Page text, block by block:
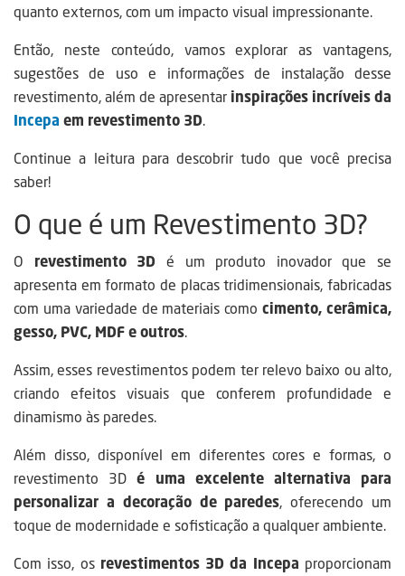
quanto externos, com um impacto visual impressionante.
Então, neste conteúdo, vamos explorar as vantagens,
sugestões de uso e informações de instalação desse
revestimento, além de apresentar inspirações incríveis da
Incepa em revestimento 3D.
Continue a leitura para descobrir tudo que você precisa
saber!
O que é um Revestimento 3D?
O revestimento 3D é um produto inovador que se
apresenta em formato de placas tridimensionais, fabricadas
com uma variedade de materiais comocimento, cerâmica,
gesso, PVC, MDF e outros.
Assim, esses revestimentos podem ter relevo baixo ou alto,
criando efeitos visuais que conferem profundidade e
dinamismo às paredes.
Além disso, disponível em diferentes cores e formas, o
revestimento 3Dé uma excelente alternativa para
personalizar a decoração de paredes, oferecendo um
toque de modernidade e sofisticação a qualquer ambiente.
Com isso, osrevestimentos 3D da Incepa proporcionam